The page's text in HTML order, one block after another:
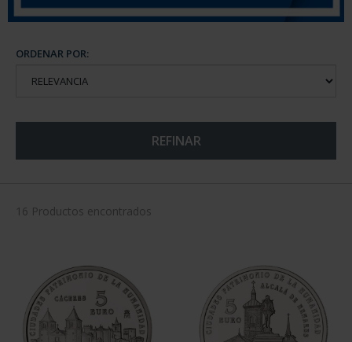
ORDENAR POR:
REFINAR
16 Productos encontrados